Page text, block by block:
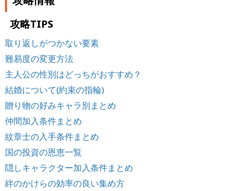
攻略TIPS
取り返しがつかない要素
難易度の変更方法
主人公の性別はどっちがおすすめ？
結婚について(約束の指輪)
贈り物の好みキャラ別まとめ
仲間加入条件まとめ
紋章士の入手条件まとめ
国の投資の恩恵一覧
隠しキャラクター加入条件まとめ
絆のかけらの効率の良い集め方